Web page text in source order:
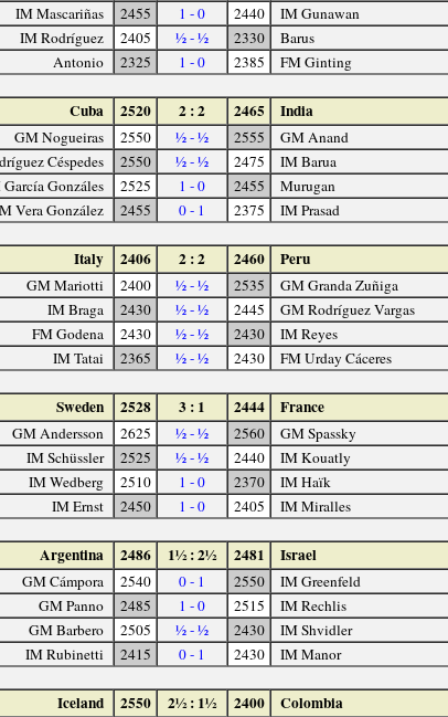
IM Mascariñas
2455 1 - 0 2440
IM Gunawan
IM Rodríguez
2405 ½ - ½ 2330
Barus
Antonio
2325 1 - 0 2385 FM Ginting
Cuba 2520 2 : 2 2465 India
GM Nogueiras 2550 ½ - ½ 2555
GM Anand
Céspedes
2550 ½ - ½ 2475
IM Barua
Gonzáles
2525 1 - 0 2455
Murugan
Vera González
2455 0 - 1 2375 IM Prasad
Italy 2406 2 : 2 2460 Peru
GM Mariotti 2400 ½ - ½ 2535
GM Granda Zuñiga
IM Braga
2430 ½ - ½ 2445
GM Rodríguez Vargas
FM Godena
2430 ½ - ½ 2430
IM Reyes
IM Tatai
2365 ½ - ½ 2430 FM Urday Cáceres
Sweden 2528 3 : 1 2444 France
GM Andersson 2625 ½ - ½ 2560
GM Spassky
IM Schüssler
2525 ½ - ½ 2440
IM Kouatly
IM Wedberg
2510 1 - 0 2370
IM Haïk
IM Ernst
2450 1 - 0 2405 IM Miralles
Argentina 2486 1½ : 2½ 2481 Israel
GM Cámpora 2540 0 - 1 2550
IM Greenfeld
GM Panno
2485 1 - 0 2515
IM Rechlis
GM Barbero
2505 ½ - ½ 2430
IM Shvidler
IM Rubinetti
2415 0 - 1 2430 IM Manor
Iceland 2550 2½ : 1½ 2400 Colombia